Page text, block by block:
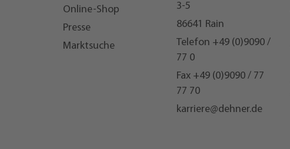
Online-Shop
Presse
Marktsuche
3-5
86641 Rain
Telefon +49 (0)9090 /
77 0
Fax +49 (0)9090 / 77
77 70
karriere@dehner.de